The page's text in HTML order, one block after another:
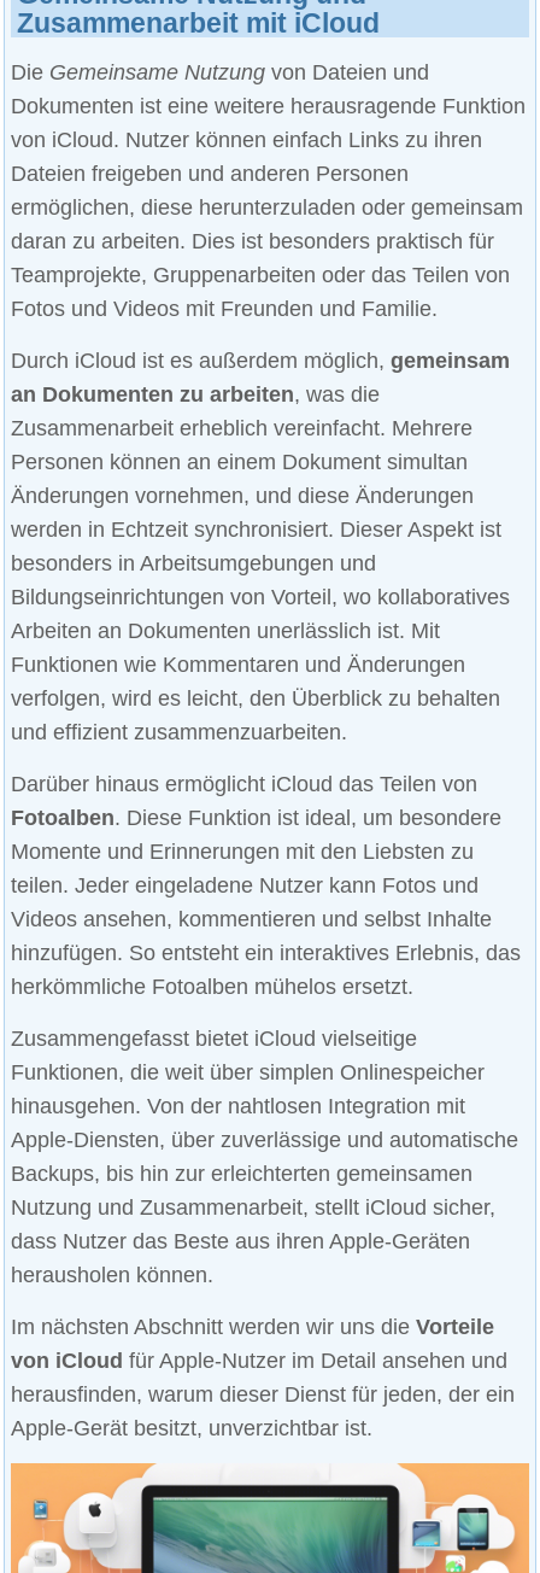
Zusammenarbeit mit iCloud
Die Gemeinsame Nutzungvon Dateien und
Dokumenten ist eine weitere herausragende Funktion
von iCloud. Nutzer können einfach Links zu ihren
Dateien freigeben und anderen Personen
ermöglichen, diese herunterzuladen oder gemeinsam
daran zu arbeiten. Dies ist besonders praktisch für
Teamprojekte, Gruppenarbeiten oder das Teilen von
Fotos und Videos mit Freunden und Familie.
Durch iCloud ist es außerdem möglich, gemeinsam
an Dokumenten zu arbeiten, was die
Zusammenarbeit erheblich vereinfacht. Mehrere
Personen können an einem Dokument simultan
Änderungen vornehmen, und diese Änderungen
werden in Echtzeit synchronisiert. Dieser Aspekt ist
besonders in Arbeitsumgebungen und
Bildungseinrichtungen von Vorteil, wo kollaboratives
Arbeiten an Dokumenten unerlässlich ist. Mit
Funktionen wie Kommentaren und Änderungen
verfolgen, wird es leicht, den Überblick zu behalten
und effizient zusammenzuarbeiten.
Darüber hinaus ermöglicht iCloud das Teilen von
Fotoalben. Diese Funktion ist ideal, um besondere
Momente und Erinnerungen mit den Liebsten zu
teilen. Jeder eingeladene Nutzer kann Fotos und
Videos ansehen, kommentieren und selbst Inhalte
hinzufügen. So entsteht ein interaktives Erlebnis, das
herkömmliche Fotoalben mühelos ersetzt.
Zusammengefasst bietet iCloud vielseitige
Funktionen, die weit über simplen Onlinespeicher
hinausgehen. Von der nahtlosen Integration mit
Apple-Diensten, über zuverlässige und automatische
Backups, bis hin zur erleichterten gemeinsamen
Nutzung und Zusammenarbeit, stellt iCloud sicher,
dass Nutzer das Beste aus ihren Apple-Geräten
herausholen können.
Im nächsten Abschnitt werden wir uns die Vorteile
von iCloud für Apple-Nutzer im Detail ansehen und
herausfinden, warum dieser Dienst für jeden, der ein
Apple-Gerät besitzt, unverzichtbar ist.